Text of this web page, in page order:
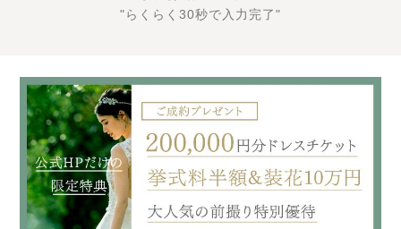
"らくらく30秒で入力完了"